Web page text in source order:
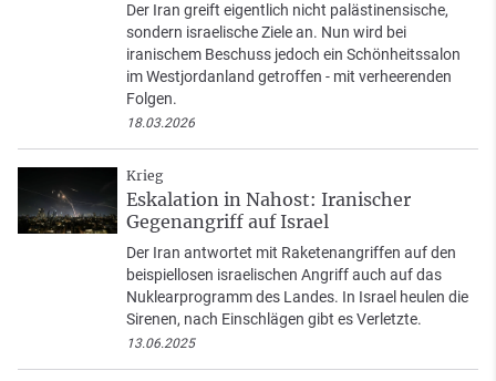
Der Iran greift eigentlich nicht palästinensische,
sondern israelische Ziele an. Nun wird bei
iranischem Beschuss jedoch ein Schönheitssalon
im Westjordanland getroffen - mit verheerenden
Folgen.
18.03.2026
Krieg
Eskalation in Nahost: Iranischer
Gegenangriff auf Israel
Der Iran antwortet mit Raketenangriffen auf den
beispiellosen israelischen Angriff auch auf das
Nuklearprogramm des Landes. In Israel heulen die
Sirenen, nach Einschlägen gibt es Verletzte.
13.06.2025